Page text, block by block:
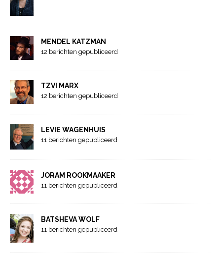
MENDEL KATZMAN
12 berichten gepubliceerd
TZVI MARX
12 berichten gepubliceerd
LEVIE WAGENHUIS
11 berichten gepubliceerd
JORAM ROOKMAAKER
11 berichten gepubliceerd
BATSHEVA WOLF
11 berichten gepubliceerd